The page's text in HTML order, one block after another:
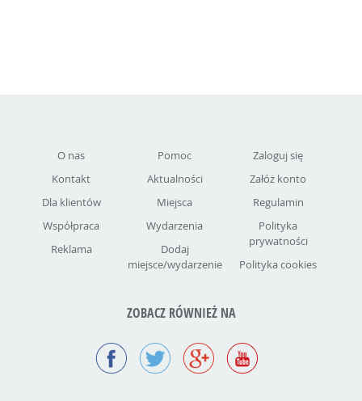
O nas
Kontakt
Dla klientów
Współpraca
Reklama
Pomoc
Aktualności
Miejsca
Wydarzenia
Dodaj
miejsce/wydarzenie
Zaloguj się
Załóż konto
Regulamin
Polityka
prywatności
Polityka cookies
ZOBACZ RÓWNIEŻ NA